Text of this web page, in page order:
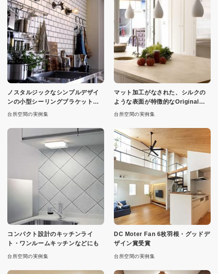
ノスタルジックなシンプルデザイ
ンの小型シーリングブラケットラ
イト
台所空間の実例集
マット加工がなされた、シルクの
ような表面が特徴的なOriginal
BTCのペンダント
台所空間の実例集
コンパクト設計のキッチンライ
ト・ワンルームキッチンなどにも
台所空間の実例集
DC Moter Fan 6枚羽根・グッドデ
ザイン賞受賞
台所空間の実例集